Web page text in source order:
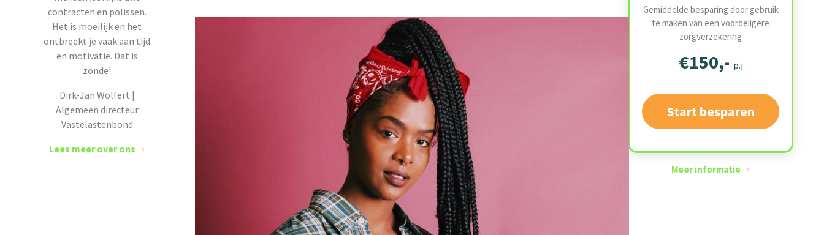
contracten en polissen.
Het is moeilijk en het
ontbreekt je vaak aan tijd
en motivatie. Dat is
zonde!
Dirk-Jan Wolfert |
Algemeen directeur
Vastelastenbond
Lees meer over ons
Gemiddelde besparing door gebruik
te maken van een voordeligere
zorgverzekering
€150,- p.j
Start besparen
Meer informatie